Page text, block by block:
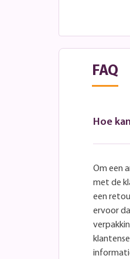
FAQ
Hoe
Om een
met de
een
ervoor